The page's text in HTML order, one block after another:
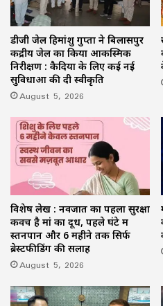
डीजी जेल हिमांशु गुप्ता ने बिलासपुर
केंद्रीय जेल का किया आकस्मिक
निरीक्षण : कैदियों के लिए कई नई
सुविधाओं की दी स्वीकृति
August 5, 2026
विशेष लेख : नवजात का पहला सुरक्षा
कवच है मां का दूध, पहले घंटे में
स्तनपान और 6 महीने तक सिर्फ
ब्रेस्टफीडिंग की सलाह
August 5, 2026